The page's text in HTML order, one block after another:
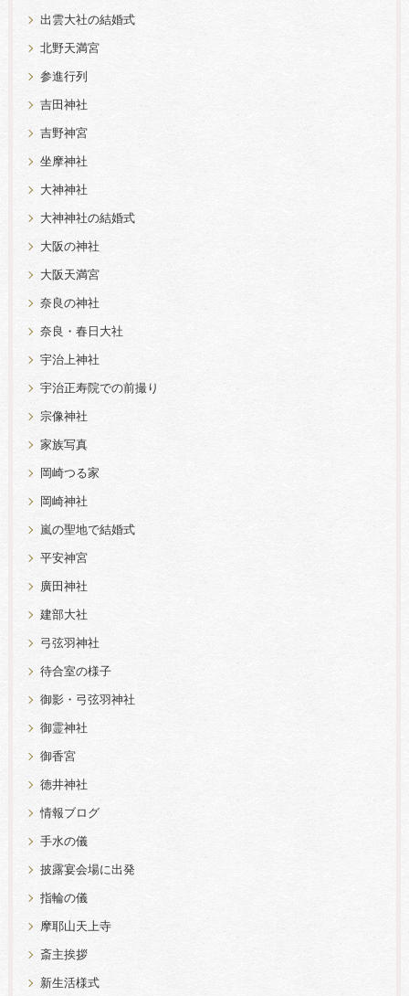
出雲大社の結婚式
北野天満宮
参進行列
吉田神社
吉野神宮
坐摩神社
大神神社
大神神社の結婚式
大阪の神社
大阪天満宮
奈良の神社
奈良・春日大社
宇治上神社
宇治正寿院での前撮り
宗像神社
家族写真
岡崎つる家
岡崎神社
嵐の聖地で結婚式
平安神宮
廣田神社
建部大社
弓弦羽神社
待合室の様子
御影・弓弦羽神社
御霊神社
御香宮
徳井神社
情報ブログ
手水の儀
披露宴会場に出発
指輪の儀
摩耶山天上寺
斎主挨拶
新生活様式